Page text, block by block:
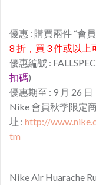
優惠 : 購買兩件 “會
8 折，買 3 件或以上
優惠編號 :
扣碼)
優惠期至 : 9 月 26 日
Nike 會員秋季限定
址 : http://
tm
Nike Air Huarache